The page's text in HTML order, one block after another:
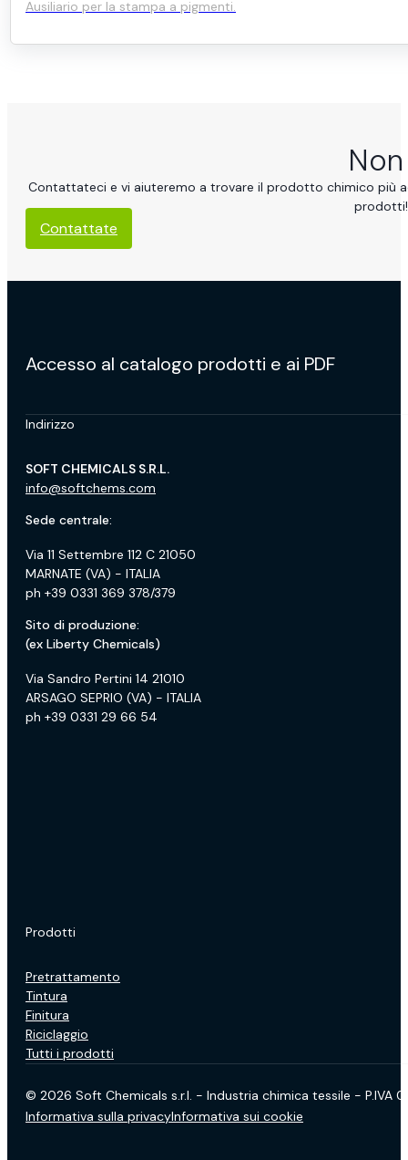
Ausiliario per la stampa a pigmenti.
Contattateci e vi aiuteremo a trovare il prodotto chimico più
prodotti!
Contattate
Accesso al catalogo prodotti e ai PDF
Indirizzo
SOFT CHEMICALS S.R.L.
info@softchems.com
Sede centrale:
Via 11 Settembre 112 C 21050
MARNATE (VA) - ITALIA
ph +39 0331 369 378/379
Sito di produzione:
(ex Liberty Chemicals)
Via Sandro Pertini 14 21010
ARSAGO SEPRIO (VA) - ITALIA
ph +39 0331 29 66 54
Prodotti
Pretrattamento
Tintura
Finitura
Riciclaggio
Tutti i prodotti
© 2026 Soft Chemicals s.r.l. - Industria chimica tessile - P.IVA
Informativa sulla privacyInformativa sui cookie